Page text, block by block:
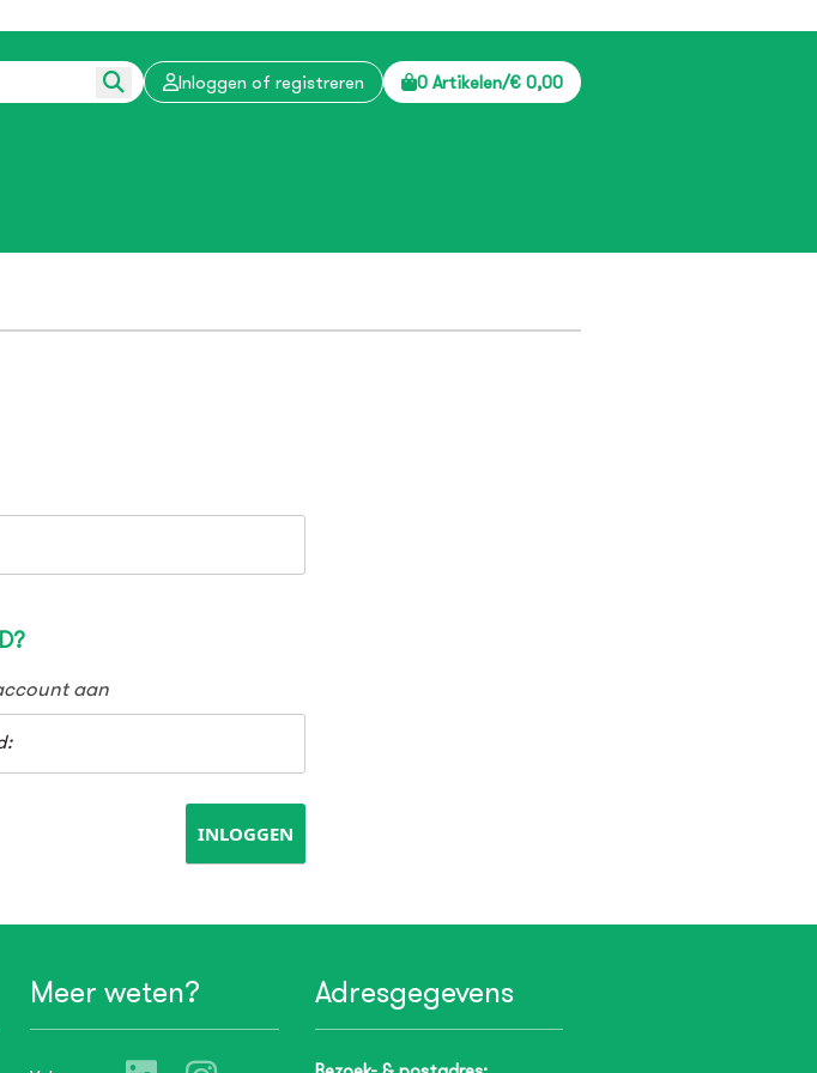
Inloggen of registreren 0 Artikelen/€ 0,00
aan
Meer weten? Adresgegevens